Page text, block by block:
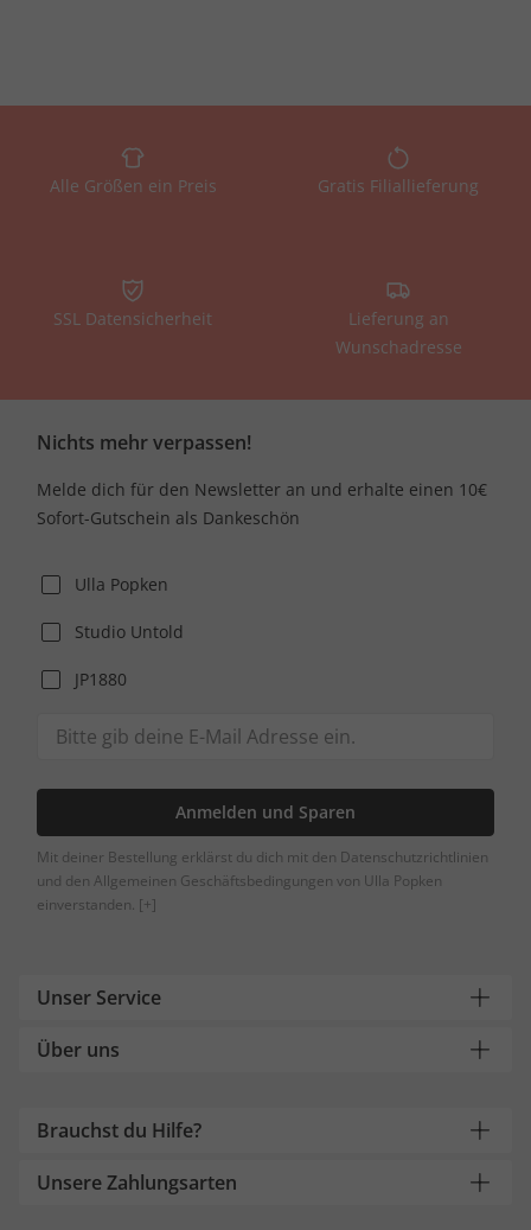
Alle Größen ein Preis Gratis Filiallieferung
SSL Datensicherheit
Lieferung an
Wunschadresse
Nichts mehr verpassen!
Melde dich für den Newsletter an und erhalte einen 10€
Sofort-Gutschein als Dankeschön
Ulla Popken
Studio Untold
JP1880
Anmelden und Sparen
Mit deiner Bestellung erklärst du dich mit den Datenschutzrichtlinien
und den Allgemeinen Geschäftsbedingungen von Ulla Popken
einverstanden. [+]
Unser Service
Über uns
Brauchst du Hilfe?
Unsere Zahlungsarten